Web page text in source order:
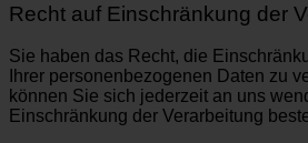
Recht auf Einschränkung der
Sie haben das Recht, die
Ihrer personenbezogenen Daten zu
können Sie sich jederzeit an uns
Einschränkung der Verarbeitung